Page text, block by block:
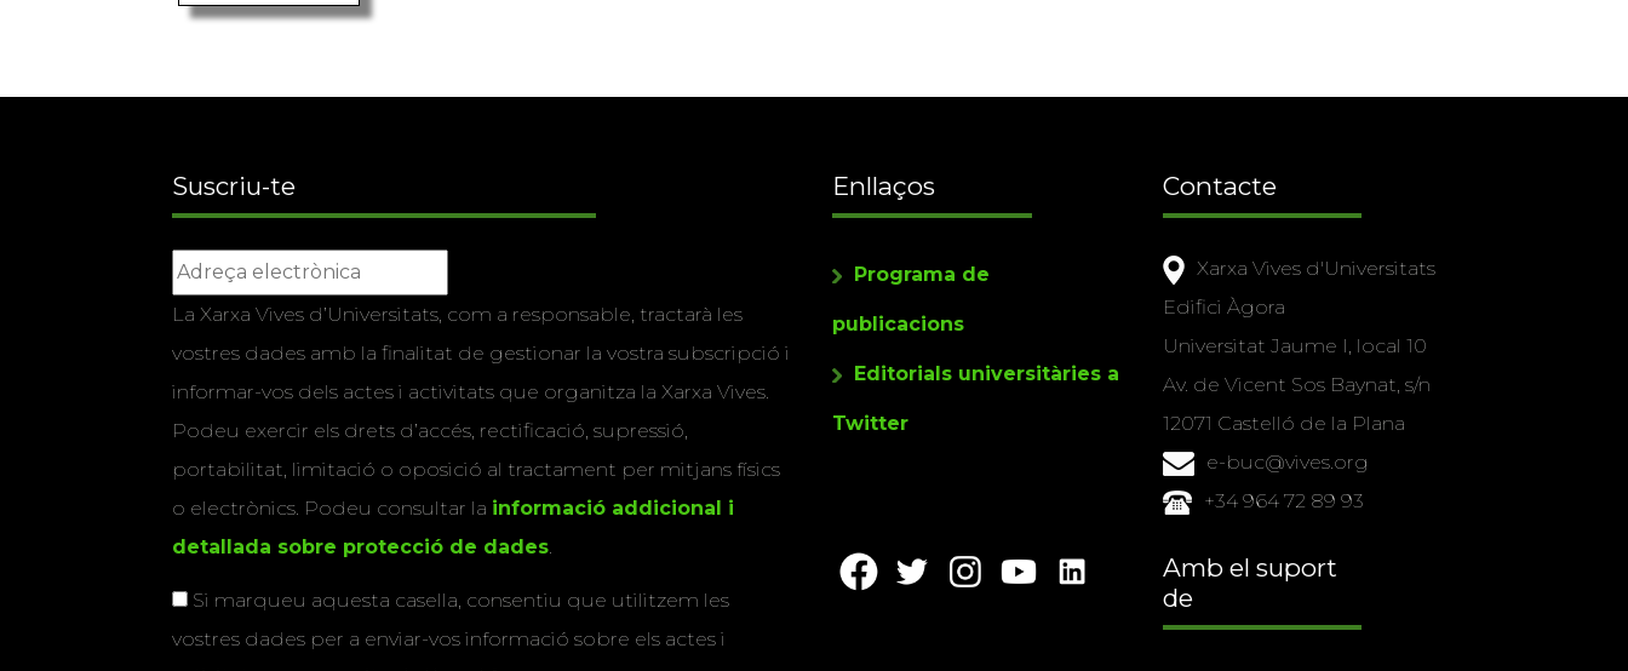
Suscriu-te
La Xarxa Vives d’Universitats, com a responsable, tractarà les
vostres dades amb la finalitat de gestionar la vostra subscripció i
informar-vos dels actes i activitats que organitza la Xarxa Vives.
Podeu exercir els drets d’accés, rectificació, supressió,
portabilitat, limitació o oposició al tractament per mitjans físics
o electrònics. Podeu consultar la informació addicional i
detallada sobre protecció de dades.
Si marqueu aquesta casella, consentiu que utilitzem les
vostres dades per a enviar-vos informació sobre els actes i
Enllaços
Programa de
publicacions
Editorials universitàries a
Twitter
Contacte
Xarxa Vives d'Universitats
Edifici Àgora
Universitat Jaume I, local 10
Av. de Vicent Sos Baynat, s/n
12071 Castelló de la Plana
e-buc@vives.org
+34 964 72 89 93
Amb el suport
de